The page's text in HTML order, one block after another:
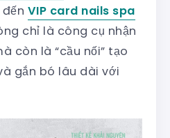
VIP card nails spa
chỉ là công cụ nhận
còn là “cầu nối” tạo
gắn bó lâu dài với